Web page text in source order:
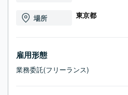
場所 東京都
雇用形態
業務委託(フリーランス)